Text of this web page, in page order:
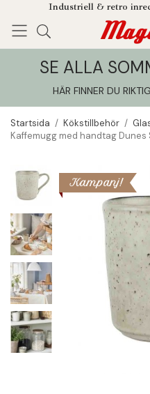
Industriell & retro
Enjoy! Tillagt i
SE ALLA
HÄR FINNER DU
Startsida / Kökstillbehör /
Kaffemugg med handtag Dunes
Kampanj!